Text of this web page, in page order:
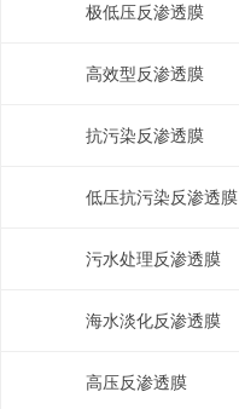
极低压反渗透膜
高效型反渗透膜
抗污染反渗透膜
低压抗污染反渗透膜
污水处理反渗透膜
海水淡化反渗透膜
高压反渗透膜